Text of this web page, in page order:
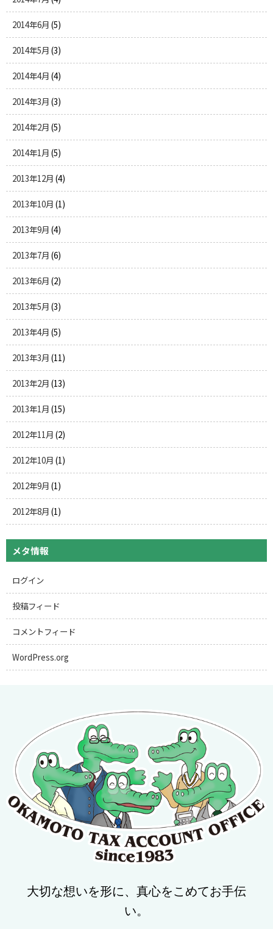
2014年6月 (5)
2014年5月 (3)
2014年4月 (4)
2014年3月 (3)
2014年2月 (5)
2014年1月 (5)
2013年12月 (4)
2013年10月 (1)
2013年9月 (4)
2013年7月 (6)
2013年6月 (2)
2013年5月 (3)
2013年4月 (5)
2013年3月 (11)
2013年2月 (13)
2013年1月 (15)
2012年11月 (2)
2012年10月 (1)
2012年9月 (1)
2012年8月 (1)
メタ情報
ログイン
投稿フィード
コメントフィード
WordPress.org
大切な想いを形に、真心をこめてお手伝
い。